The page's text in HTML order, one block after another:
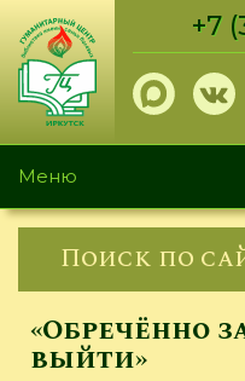
Перейти
основному
содержанию
+7
Меню
Поиск по
«Обречённо
выйти»